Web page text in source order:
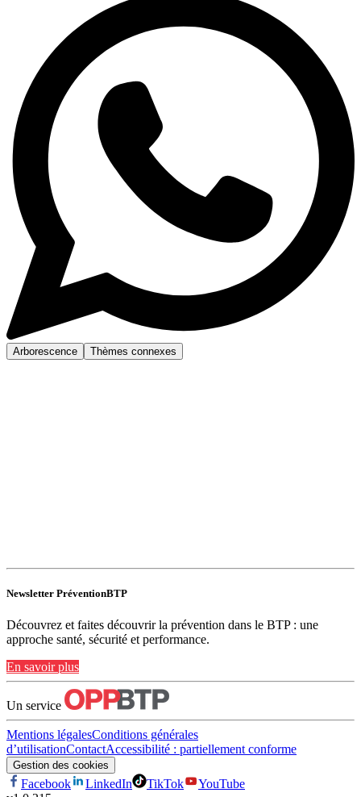
Arborescence Thèmes connexes
Newsletter PréventionBTP
Découvrez et faites découvrir la prévention dans le BTP : une
approche santé, sécurité et performance.
En savoir plus
Un service
Mentions légalesConditions générales
d’utilisationContactAccessibilité : partiellement conforme
Gestion des cookies
Facebook LinkedIn TikTok
YouTube